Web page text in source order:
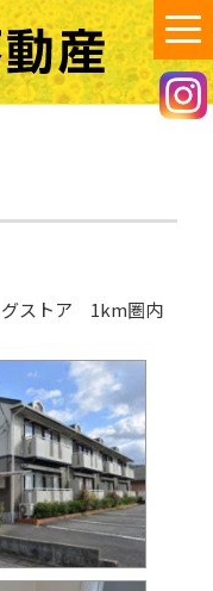
のご相談は、ツカサ不動産
グストア 1km圏内